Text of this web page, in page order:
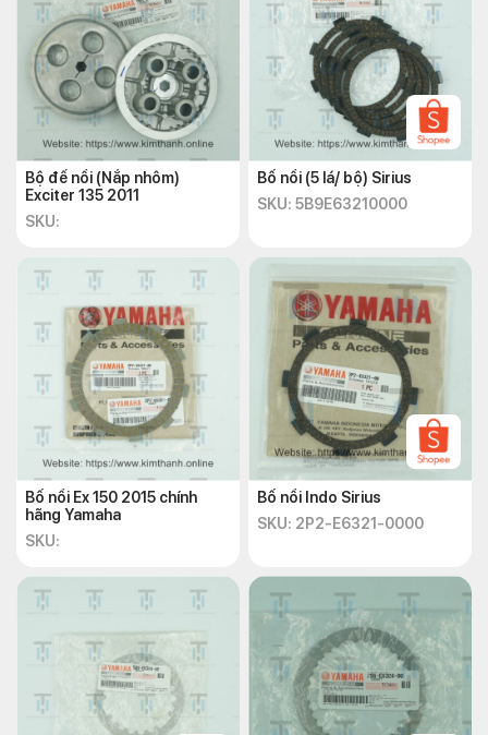
Bộ đế nồi (Nắp nhôm)
Exciter 135 2011
SKU:
Bố nồi (5 lá/ bộ) Sirius
SKU: 5B9E63210000
Bố nồi Ex 150 2015 chính
hãng Yamaha
SKU:
Bố nồi Indo Sirius
SKU: 2P2-E6321-0000